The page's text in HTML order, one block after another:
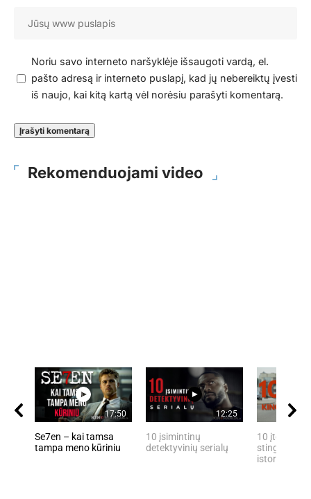
Noriu savo interneto naršyklėje išsaugoti vardą, el.
pašto adresą ir interneto puslapį, kad jų nebereiktų įvesti
iš naujo, kai kitą kartą vėl norėsiu parašyti komentarą.
Rekomenduojami video
17:50
Se7en – kai tamsa
tampa meno kūriniu
12:25
10 įsimintinų
detektyvinių serialų
10 įtemptų,
stingdančių
istorijų